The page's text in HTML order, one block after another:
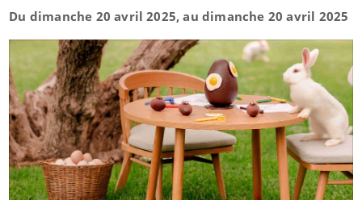
Du dimanche 20 avril 2025, au dimanche 20 avril 2025